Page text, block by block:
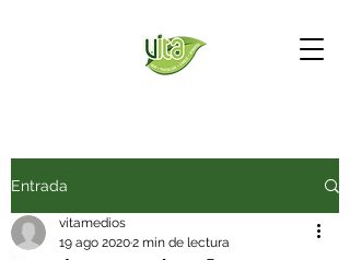
Entrada
vitamedios
19 ago 20202 min de lectura